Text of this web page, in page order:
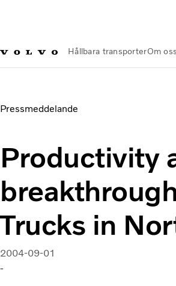
Hållbara transporterOm oss
Pressmeddelande
Productivity
Trucks in
2004-09-01
-